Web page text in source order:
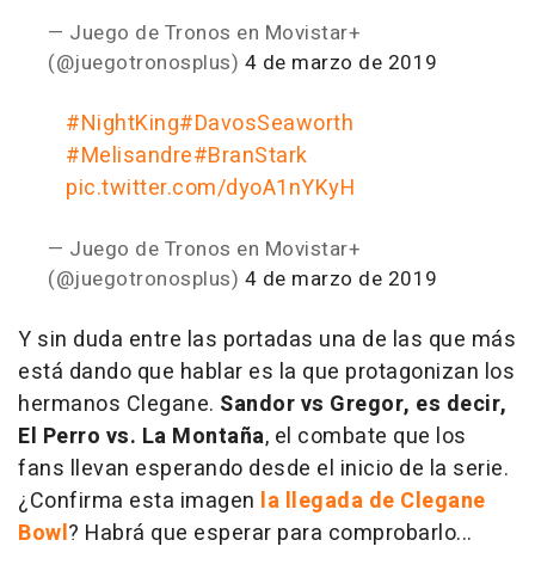
— Juego de Tronos en Movistar+
(@juegotronosplus) 4 de marzo de 2019
#NightKing#DavosSeaworth
#Melisandre#BranStark
pic.twitter.com/dyoA1nYKyH
— Juego de Tronos en Movistar+
(@juegotronosplus) 4 de marzo de 2019
Y sin duda entre las portadas una de las que más
está dando que hablar es la que protagonizan los
hermanos Clegane. Sandor vs Gregor, es decir,
El Perro vs. La Montaña, el combate que los
fans llevan esperando desde el inicio de la serie.
¿Confirma esta imagen la llegada de Clegane
Bowl? Habrá que esperar para comprobarlo...